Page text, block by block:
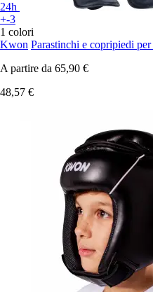
24h
+-3
1 colori
Kwon Parastinchi e copripiedi
A partire da 65,90 €
48,57 €